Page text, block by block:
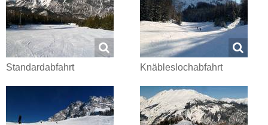
Standardabfahrt Knäbleslochabfahrt